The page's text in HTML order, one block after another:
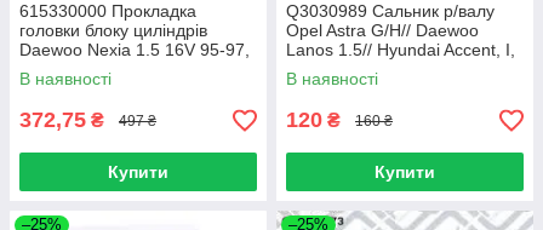
615330000 Прокладка
головки блоку циліндрів
Daewoo Nexia 1.5 16V 95-97,
Ø78,00 m
В наявності
372,75 ₴ 497 ₴
Купити
Q3030989 Сальник р/валу
Opel Astra G/H// Daewoo
Lanos 1.5// Hyundai Accent, I,
II, Coupe, Matrix, S Coupe
1.3-1.6
В наявності
120 ₴ 160 ₴
Купити
–25% –25%